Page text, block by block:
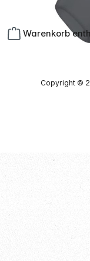
Warenkorb
Copyright ©